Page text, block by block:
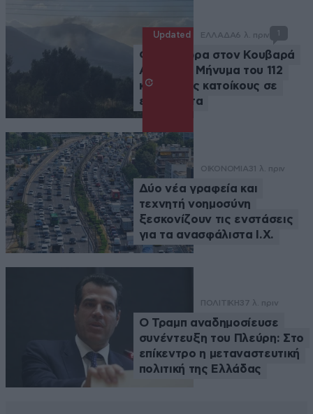
Updated ΕΛΛΑΔΑ6 λ. πριν
Φωτιά τώρα στον Κουβαρά
Αττικής – Μήνυμα του 112
καλεί τους κατοίκους σε
ετοιμότητα
ΟΙΚΟΝΟΜΙΑ31 λ. πριν
Δύο νέα γραφεία και
τεχνητή νοημοσύνη
ξεσκονίζουν τις ενστάσεις
για τα ανασφάλιστα Ι.Χ.
ΠΟΛΙΤΙΚΗ37 λ. πριν
Ο Τραμπ αναδημοσίευσε
συνέντευξη του Πλεύρη: Στο
επίκεντρο η μεταναστευτική
πολιτική της Ελλάδας